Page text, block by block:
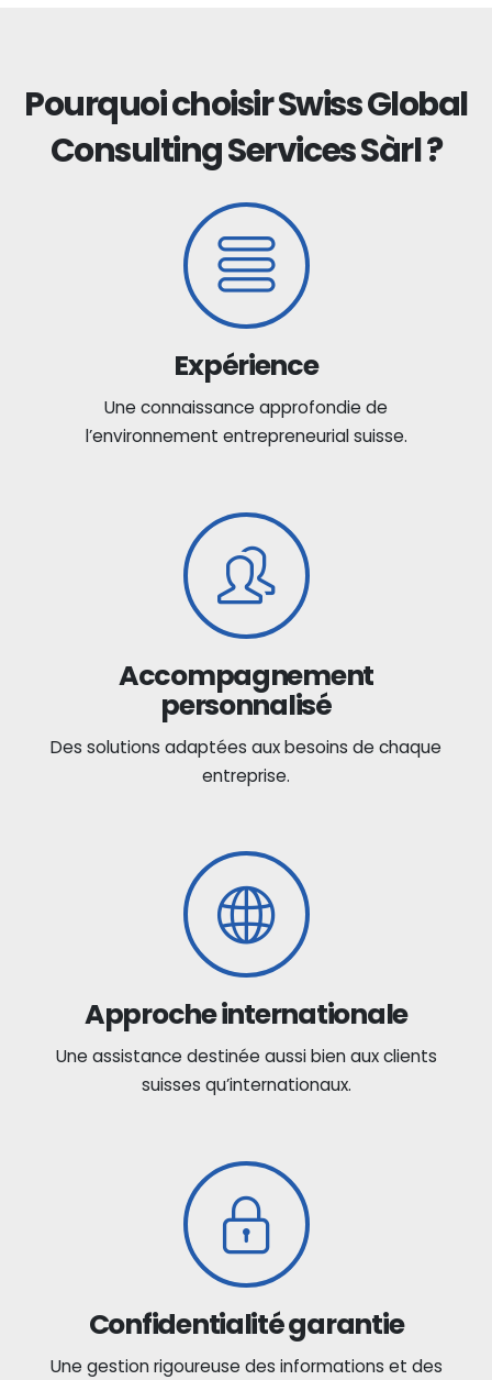
Pourquoi choisir Swiss Global
Consulting Services Sàrl ?
Expérience
Une connaissance approfondie de
l’environnement entrepreneurial suisse.
Accompagnement
personnalisé
Des solutions adaptées aux besoins de chaque
entreprise.
Approche internationale
Une assistance destinée aussi bien aux clients
suisses qu’internationaux.
Confidentialité garantie
Une gestion rigoureuse des informations et des